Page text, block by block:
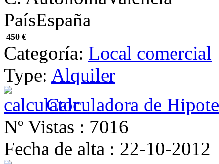
PaísEspaña
450 €
Categoría: Local comercial
Type: Alquiler
Calculadora de
Nº Vistas : 7016
Fecha de alta : 22-10-2012